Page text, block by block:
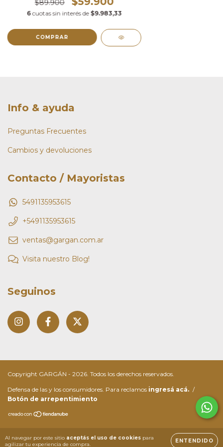
Al navegar por este sitio aceptás el uso de cookies para
agilizar tu experiencia de compra.
ENTENDIDO
$89.900
6 cuotas sin interés de $9.983,33
COMPRAR
Info & ayuda
Preguntas Frecuentes
Cambios y devoluciones
Contacto / Mayoristas
5491135953615
+5491135953615
ventas@gargan.com.ar
Visita nuestro Blog!
Seguinos
Copyright GARGÁN - 2026. Todos los derechos reservados.
Defensa de las y los consumidores. Para reclamos ingresá acá. /
Botón de arrepentimiento